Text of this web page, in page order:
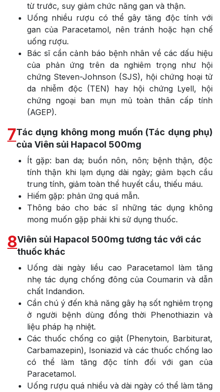
từ trước, suy giảm chức năng gan và thận.
Uống nhiều rượu có thể gây tăng độc tính với
gan của Paracetamol, nên tránh hoặc hạn chế
uống rượu.
Bác sĩ cần cảnh báo bệnh nhân về các dấu hiệu
của phản ứng trên da nghiêm trọng như hội
chứng Steven-Johnson (SJS), hội chứng hoại tử
da nhiễm độc (TEN) hay hội chứng Lyell, hội
chứng ngoại ban mụn mủ toàn thân cấp tính
(AGEP).
7Tác dụng không mong muốn (Tác dụng phụ)
của Viên sủi Hapacol 500mg
Ít gặp: ban da; buồn nôn, nôn; bệnh thận, độc
tính thận khi lạm dụng dài ngày; giảm bạch cầu
trung tính, giảm toàn thể huyết cầu, thiếu máu.
Hiếm gặp: phản ứng quá mẫn.
Thông báo cho bác sĩ những tác dụng không
mong muốn gặp phải khi sử dụng thuốc.
8Viên sủi Hapacol 500mg tương tác với các
thuốc khác
Uống dài ngày liều cao Paracetamol làm tăng
nhẹ tác dụng chống đông của Coumarin và dẫn
chất Indandion.
Cần chú ý đến khả năng gây hạ sốt nghiêm trọng
ở người bệnh dùng đồng thời Phenothiazin và
liệu pháp hạ nhiệt.
Các thuốc chống co giật (Phenytoin, Barbiturat,
Carbamazepin), Isoniazid và các thuốc chống lao
có thể làm tăng độc tính đối với gan của
Paracetamol.
Uống rượu quá nhiều và dài ngày có thể làm tăng